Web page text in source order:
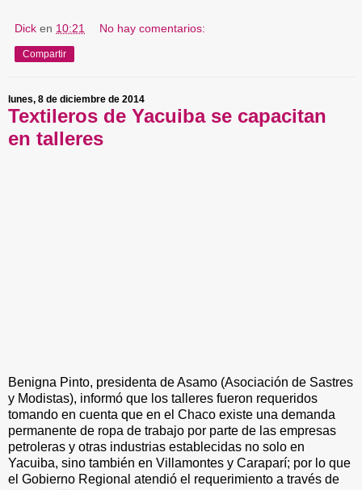
Dick en 10:21 No hay comentarios:
Compartir
lunes, 8 de diciembre de 2014
Textileros de Yacuiba se capacitan
en talleres
Benigna Pinto, presidenta de Asamo (Asociación de Sastres
y Modistas), informó que los talleres fueron requeridos
tomando en cuenta que en el Chaco existe una demanda
permanente de ropa de trabajo por parte de las empresas
petroleras y otras industrias establecidas no solo en
Yacuiba, sino también en Villamontes y Caraparí; por lo que
el Gobierno Regional atendió el requerimiento a través de